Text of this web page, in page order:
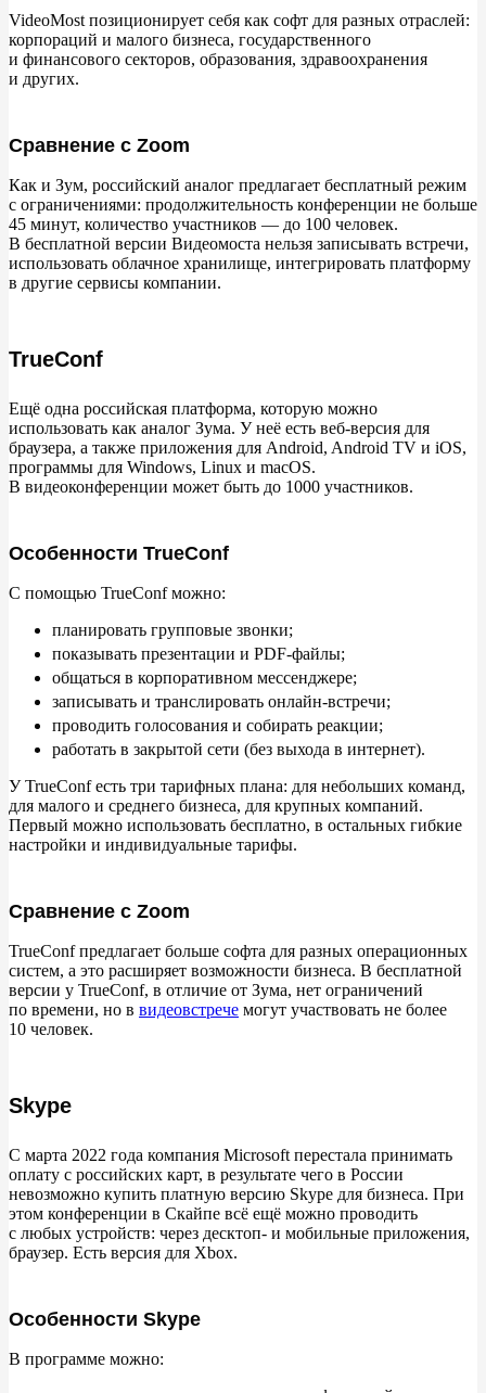
VideoMost позиционирует себя как софт для разных отраслей:
корпораций и малого бизнеса, государственного
и финансового секторов, образования, здравоохранения
и других.
Сравнение с Zoom
Как и Зум, российский аналог предлагает бесплатный режим
с ограничениями: продолжительность конференции не больше
45 минут, количество участников — до 100 человек.
В бесплатной версии Видеомоста нельзя записывать встречи,
использовать облачное хранилище, интегрировать платформу
в другие сервисы компании.
TrueConf
Ещё одна российская платформа, которую можно
использовать как аналог Зума. У неё есть веб-версия для
браузера, а также приложения для Android, Android TV и iOS,
программы для Windows, Linux и macOS.
В видеоконференции может быть до 1000 участников.
Особенности TrueConf
С помощью TrueConf можно:
планировать групповые звонки;
показывать презентации и PDF-файлы;
общаться в корпоративном мессенджере;
записывать и транслировать онлайн-встречи;
проводить голосования и собирать реакции;
работать в закрытой сети (без выхода в интернет).
У TrueConf есть три тарифных плана: для небольших команд,
для малого и среднего бизнеса, для крупных компаний.
Первый можно использовать бесплатно, в остальных гибкие
настройки и индивидуальные тарифы.
Сравнение с Zoom
TrueConf предлагает больше софта для разных операционных
систем, а это расширяет возможности бизнеса. В бесплатной
версии у TrueConf, в отличие от Зума, нет ограничений
по времени, но в видеовстрече могут участвовать не более
10 человек.
Skype
С марта 2022 года компания Microsoft перестала принимать
оплату с российских карт, в результате чего в России
невозможно купить платную версию Skype для бизнеса. При
этом конференции в Скайпе всё ещё можно проводить
с любых устройств: через десктоп- и мобильные приложения,
браузер. Есть версия для Xbox.
Особенности Skype
В программе можно: